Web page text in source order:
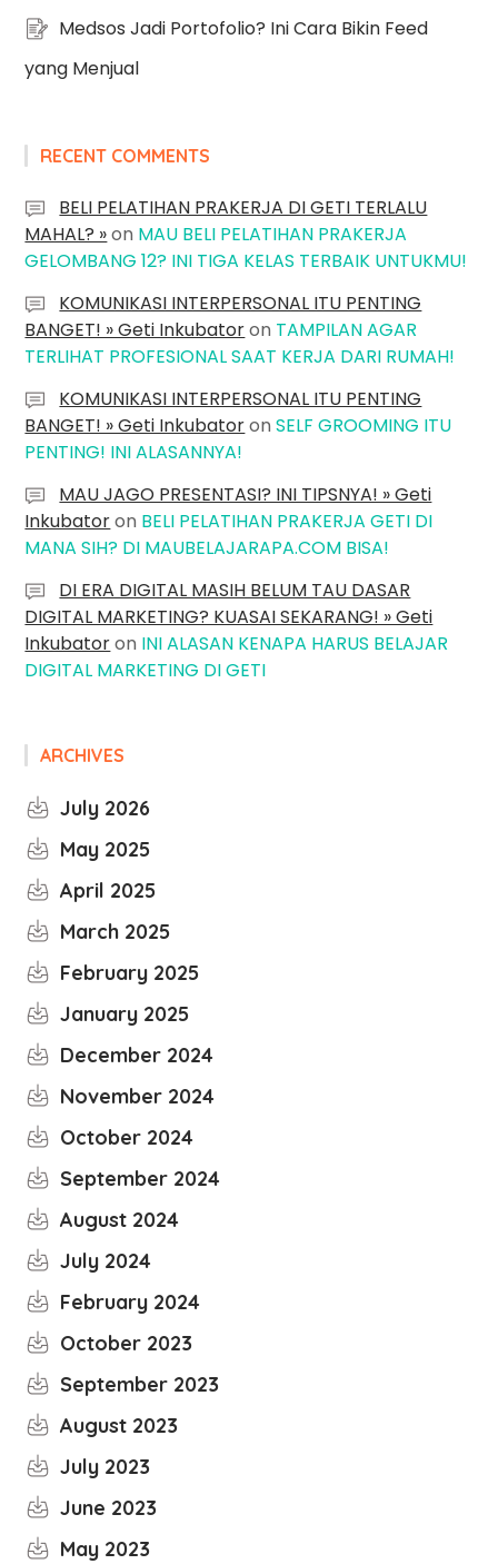
Medsos Jadi Portofolio? Ini Cara Bikin Feed
yang Menjual
RECENT COMMENTS
BELI PELATIHAN PRAKERJA DI GETI TERLALU
MAHAL? »on MAU BELI PELATIHAN PRAKERJA
GELOMBANG 12? INI TIGA KELAS TERBAIK UNTUKMU!
KOMUNIKASI INTERPERSONAL ITU PENTING
BANGET! » Geti Inkubatoron TAMPILAN AGAR
TERLIHAT PROFESIONAL SAAT KERJA DARI RUMAH!
KOMUNIKASI INTERPERSONAL ITU PENTING
BANGET! » Geti InkubatoronSELF GROOMING ITU
PENTING! INI ALASANNYA!
MAU JAGO PRESENTASI? INI TIPSNYA! » Geti
Inkubatoron BELI PELATIHAN PRAKERJA GETI DI
MANA SIH? DI MAUBELAJARAPA.COM BISA!
DI ERA DIGITAL MASIH BELUM TAU DASAR
DIGITAL MARKETING? KUASAI SEKARANG! » Geti
Inkubatoron INI ALASAN KENAPA HARUS BELAJAR
DIGITAL MARKETING DI GETI
ARCHIVES
July 2026
May 2025
April 2025
March 2025
February 2025
January 2025
December 2024
November 2024
October 2024
September 2024
August 2024
July 2024
February 2024
October 2023
September 2023
August 2023
July 2023
June 2023
May 2023